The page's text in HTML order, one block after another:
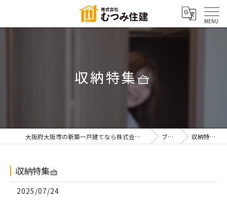
収納特集🧺
大阪府大阪市の新築一戸建てなら株式会社むつみ住建 ブログ 収納特集🧺
収納特集🧺
2025/07/24